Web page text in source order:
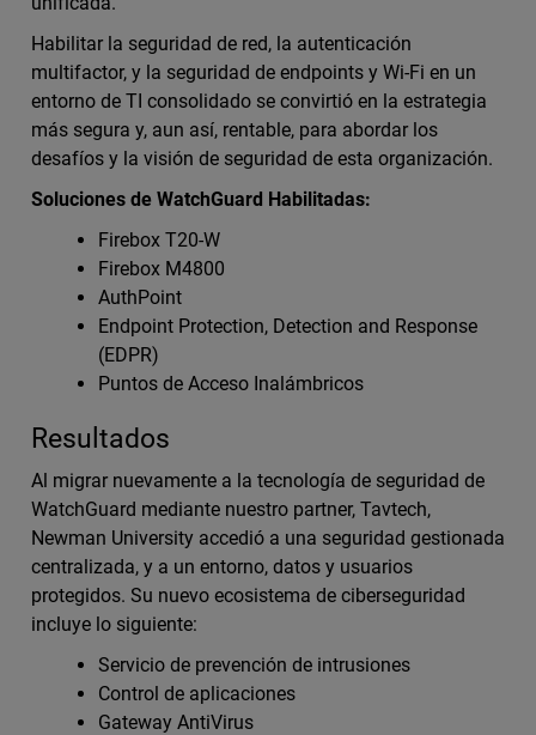
Habilitar la seguridad de red, la autenticación
multifactor, y la seguridad de endpoints y Wi-Fi en un
entorno de TI consolidado se convirtió en la estrategia
más segura y, aun así, rentable, para abordar los
desafíos y la visión de seguridad de esta organización.
Soluciones de WatchGuard Habilitadas:
Firebox T20-W
Firebox M4800
AuthPoint
Endpoint Protection, Detection and Response
(EDPR)
Puntos de Acceso Inalámbricos
Resultados
Al migrar nuevamente a la tecnología de seguridad de
WatchGuard mediante nuestro partner, Tavtech,
Newman University accedió a una seguridad gestionada
centralizada, y a un entorno, datos y usuarios
protegidos. Su nuevo ecosistema de ciberseguridad
incluye lo siguiente:
Servicio de prevención de intrusiones
Control de aplicaciones
Gateway AntiVirus